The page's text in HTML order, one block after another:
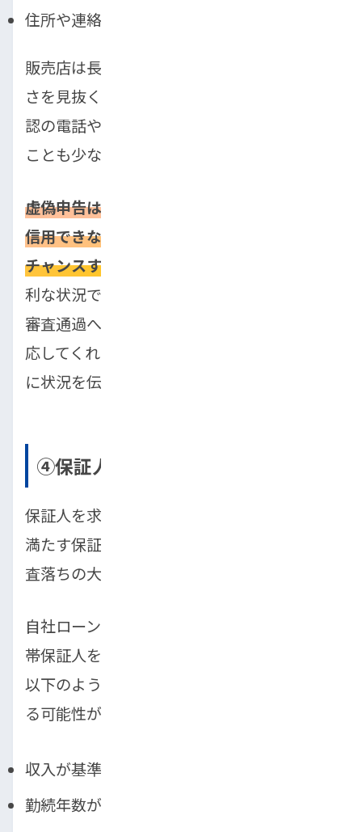
住所や連絡先を偽る
販売店は長年の経験から、申告内容の不自然
さを見抜く目を持っています。また、在籍確
認の電話や提出書類との照合で嘘が発覚する
ことも少なくありません。
虚偽申告は審査落ちだけでなく、「この人は
信用できない」という印象を与え、再審査の
チャンスすら失う原因になります。
利な状況であっても、正直に申告することが
審査通過への近道です。相談次第で柔軟に対
応してくれる販売店も多いので、まずは正直
に状況を伝えましょう。
④保証人が用意できなかった
保証人を求められたにもかかわらず、条件を
満たす保証人を用意できなかったことも、審
査落ちの大きな原因の一つです。
自社ローンでは、申込者の状況によっては連
帯保証人を求められることがあります。特に
以下のようなケースでは、保証人が必要にな
る可能性が高まります。
収入が基準に満たない場合
勤続年数が短い場合